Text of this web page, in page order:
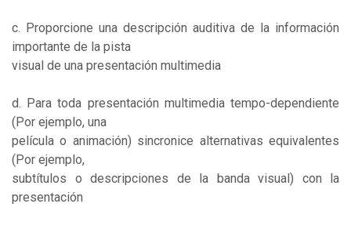
c. Proporcione una descripción auditiva de la información
importante de la pista
visual de una presentación multimedia
d. Para toda presentación multimedia tempo-dependiente
(Por ejemplo, una
película o animación) sincronice alternativas equivalentes
(Por ejemplo,
subtítulos o descripciones de la banda visual) con la
presentación